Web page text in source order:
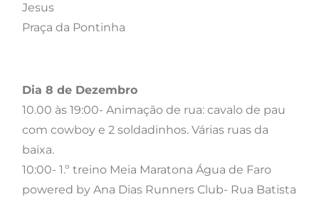
Jesus
Praça da Pontinha
Dia 8 de Dezembro
10.00 às 19:00- Animação de rua: cavalo de pau
com cowboy e 2 soldadinhos. Várias ruas da
baixa.
10:00- 1.º treino Meia Maratona Água de Faro
powered by Ana Dias Runners Club- Rua Batista